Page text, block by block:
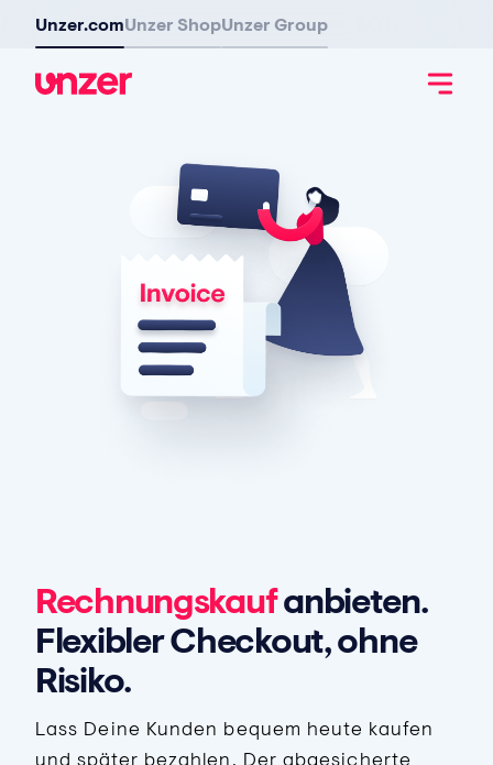
Unzer.comUnzer ShopUnzer Group
Rechnungskaufanbieten.
Flexibler Checkout, ohne
Risiko.
Lass Deine Kunden bequem heute kaufen
und später bezahlen. Der abgesicherte